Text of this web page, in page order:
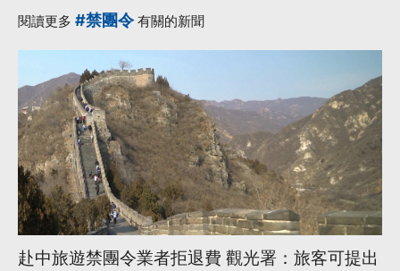
閱讀更多 #禁團令有關的新聞
赴中旅遊禁團令業者拒退費 觀光署：旅客可提出